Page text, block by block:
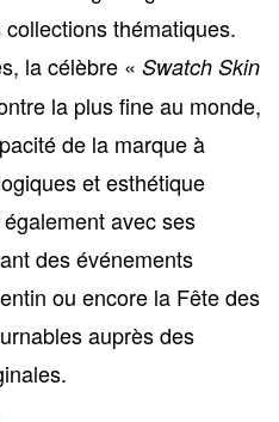
thématiques.
la célèbre «Swatch Skin
la plus fine au monde,
de la marque à
et esthétique
avec ses
des événements
ou encore la Fête des
auprès des